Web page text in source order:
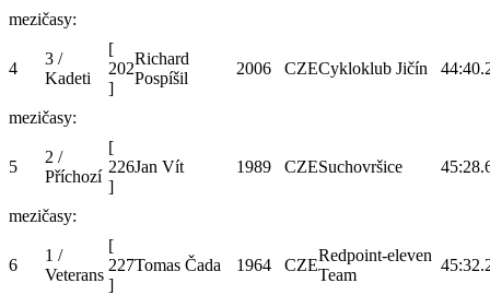
mezičasy:
4
3 /
Kadeti
[
202
]
Richard
Pospíšil
2006 CZECykloklub Jičín
mezičasy:
5
2 /
Příchozí
[
226
]
Jan Vít 1989 CZESuchovršice
mezičasy:
6
1 /
Veterans
[
227
]
Tomas Čada 1964 CZE
Redpoint-eleven
Team